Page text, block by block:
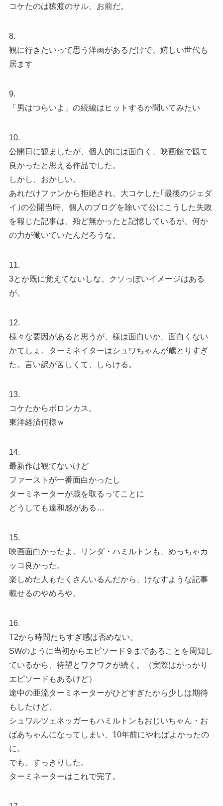
コケたのは猿渡のサル、お前だ。
8.
観に行きたいって思う洋画があるだけで、嬉しい世代も
居ます
9.
「男はつらいよ」の続編はヒットするか聞いてみたい
10.
公開日に観ましたが、個人的には面白く、映画館で観て
良かったと思える作品でした。
しかし、おかしい。
あれだけファンから拒絶され、大コケした｢最後のジェダ
イ｣の公開当時、個人のブログを除いて公にこうした失敗
を報じた記事は、殆ど無かったと記憶しているが、何か
の力が働いていたんだろうな。
11.
3とか既に覚えてないしな。クソっぽいイメージはある
が。
12.
様々な要因があると思うが、様は面白いか、面白くない
かてしょ。ターミネイターはシュワちゃんが歳とりすぎ
た。言い訳が苦しくて、しらける。
13.
コケたからボロンカス。
東洋経済何様ｗ
14.
最新作は観てないけど
ファーストが一番面白かったし
ターミネーターが歳を取るってことに
どうしても違和感がある…
15.
映画面白かったよ。リンダ・ハミルトンも、めっちゃカ
ッコ良かった。
楽しめた人もたくさんいるんだから、けなすような記事
載せるのやめろや。
16.
T2から時間たちすぎ感は否めない。
SWのように当初からエピソード９まであることを周知し
ているから、待望とワクワクが続く。（実際はがっかり
エピソードもあるけど）
途中の亜流ターミネーターがひどすぎたから少しは期待
もしたけど、
シュワルツェネッガーもハミルトンもおじいちゃん・お
ばあちゃんになってしまい、10年前にやればよかったの
に。
でも、すっきりした。
ターミネーターはこれで完了。